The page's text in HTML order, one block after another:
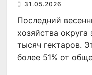
31.05.2026
Последний
хозяйства
тысяч гектаров.
более 51% от